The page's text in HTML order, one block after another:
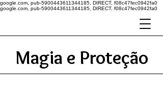
google.com, pub-5900443611344185, DIRECT, f08c47fec0942fa0
google.com, pub-5900443611344185, DIRECT, f08c47fec0942fa0
Magia e Proteção